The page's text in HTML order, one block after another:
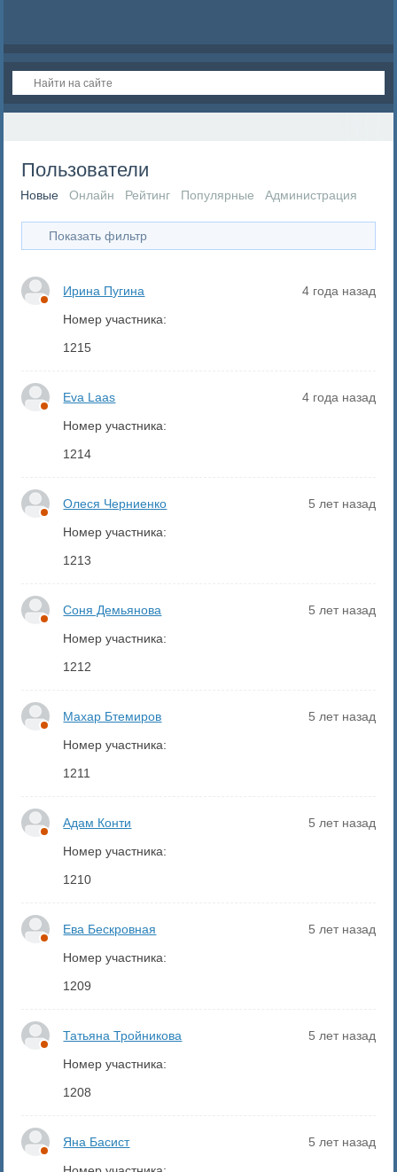
Пользователи
Новые Онлайн Рейтинг Популярные Администрация
Показать фильтр
Ирина Пугина
Номер участника:
1215
4 года назад
Eva Laas
Номер участника:
1214
4 года назад
Олеся Черниенко
Номер участника:
1213
5 лет назад
Соня Демьянова
Номер участника:
1212
5 лет назад
Махар Бтемиров
Номер участника:
1211
5 лет назад
Адам Конти
Номер участника:
1210
5 лет назад
Ева Бескровная
Номер участника:
1209
5 лет назад
Татьяна Тройникова
Номер участника:
1208
5 лет назад
Яна Басист
5 лет назад